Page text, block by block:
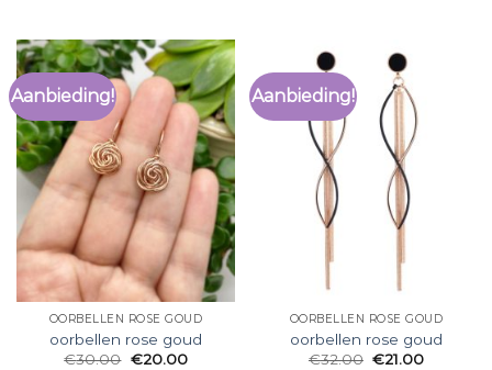
Aanbieding!
OORBELLEN ROSE GOUD
oorbellen rose goud
€30.00 €20.00
Aanbieding!
OORBELLEN ROSE GOUD
oorbellen rose goud
€32.00 €21.00